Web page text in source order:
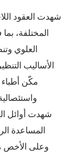
شهدت العقود
المختلفة،
العلوي
الأساليب
مكّن أطباء
شهدت أوائل
المساعدة
وعلى الأخص